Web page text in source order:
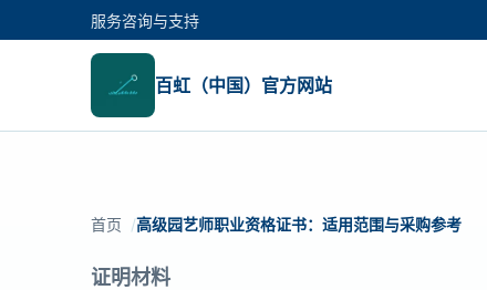
服务咨询与支持
百虹（中国）官方网站
首页 高级园艺师职业资格证书：适用范围与采购参考
证明材料